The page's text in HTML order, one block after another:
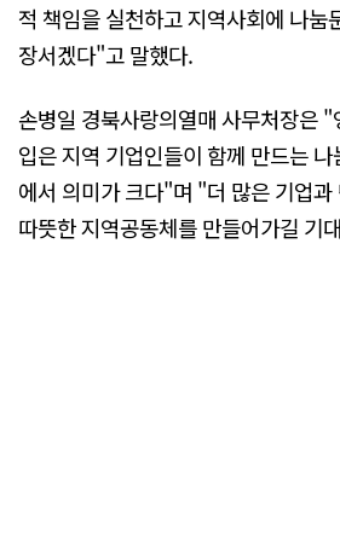
적 책임을 실천하고 지역사회에 나눔
장서겠다"고 말했다.
손병일 경북사랑의열매 사무처장은
입은 지역 기업인들이 함께 만드는
에서 의미가 크다"며 "더 많은 기업
따뜻한 지역공동체를 만들어가길 기